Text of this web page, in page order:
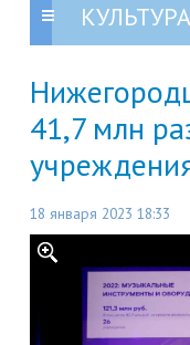
41,7 млн
18 января 2023 18:33